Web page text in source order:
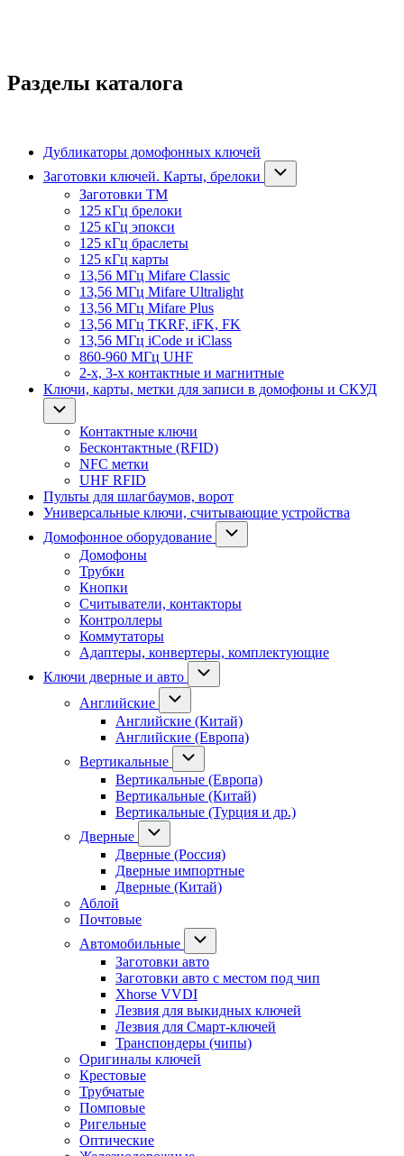
Разделы каталога
Дубликаторы домофонных ключей
Заготовки ключей. Карты, брелоки
Заготовки ТМ
125 кГц брелоки
125 кГц эпокси
125 кГц браслеты
125 кГц карты
13,56 МГц Mifare Classic
13,56 МГц Mifare Ultralight
13,56 МГц Mifare Plus
13,56 МГц TKRF, iFK, FK
13,56 МГц iCode и iClass
860-960 МГц UHF
2-х, 3-х контактные и магнитные
Ключи, карты, метки для записи в домофоны и СКУД
Контактные ключи
Бесконтактные (RFID)
NFC метки
UHF RFID
Пульты для шлагбаумов, ворот
Универсальные ключи, считывающие устройства
Домофонное оборудование
Домофоны
Трубки
Кнопки
Считыватели, контакторы
Контроллеры
Коммутаторы
Адаптеры, конвертеры, комплектующие
Ключи дверные и авто
Английские
Английские (Китай)
Английские (Европа)
Вертикальные
Вертикальные (Европа)
Вертикальные (Китай)
Вертикальные (Турция и др.)
Дверные
Дверные (Россия)
Дверные импортные
Дверные (Китай)
Аблой
Почтовые
Автомобильные
Заготовки авто
Заготовки авто с местом под чип
Xhorse VVDI
Лезвия для выкидных ключей
Лезвия для Смарт-ключей
Транспондеры (чипы)
Оригиналы ключей
Крестовые
Трубчатые
Помповые
Ригельные
Оптические